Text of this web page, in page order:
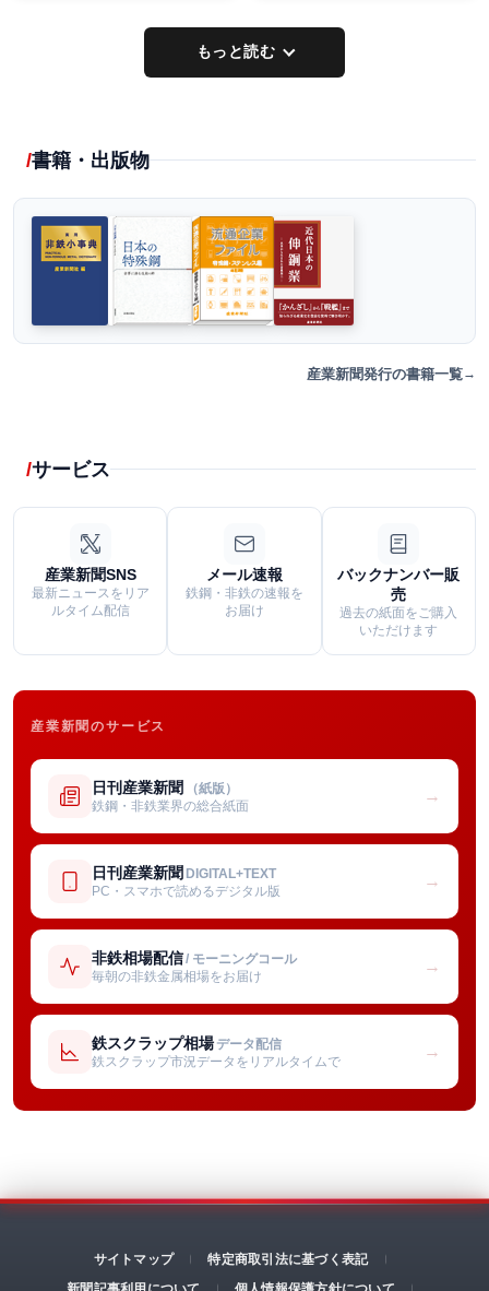
もっと読む
書籍・出版物
産業新聞発行の書籍一覧
サービス
産業新聞SNS
最新ニュースをリア
ルタイム配信
メール速報
鉄鋼・非鉄の速報を
お届け
バックナンバー販
売
過去の紙面をご購入
いただけます
産業新聞のサービス
日刊産業新聞 （紙版）
鉄鋼・非鉄業界の総合紙面
→
日刊産業新聞 DIGITAL+TEXT
PC・スマホで読めるデジタル版
→
非鉄相場配信/ モーニングコール
毎朝の非鉄金属相場をお届け
→
鉄スクラップ相場 データ配信
鉄スクラップ市況データをリアルタイムで
→
サイトマップ
特定商取引法に基づく表記